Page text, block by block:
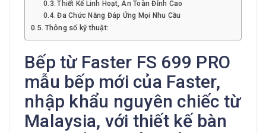
Thiết Kế Linh Hoạt, An Toàn Đỉnh Cao
Đa Chức Năng Đáp Ứng Mọi Nhu Cầu
Thông số kỹ thuật:
Bếp từ Faster FS 699 PRO
mẫu bếp mới của Faster,
nhập khẩu nguyên chiếc từ
Malaysia, với thiết kế bàn